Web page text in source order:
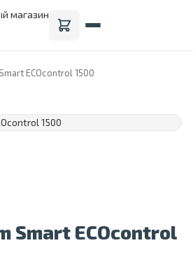
ECOcontrol 1500
Smart ECOcontrol